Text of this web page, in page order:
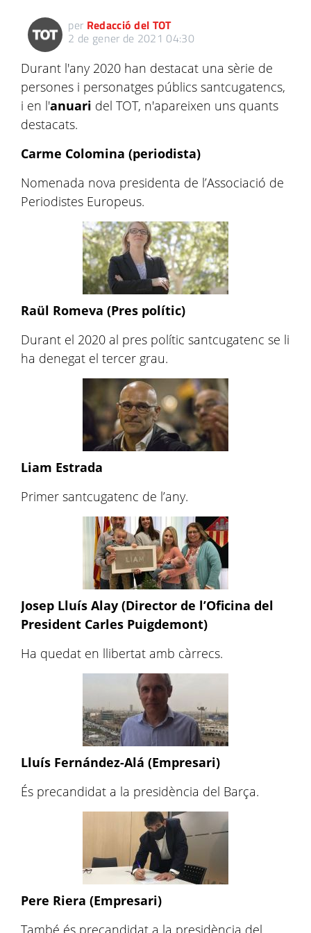
per Redacció del TOT
2 de gener de 2021 04:30
Durant l'any 2020 han destacat una sèrie de
persones i personatges públics santcugatencs,
i en l'anuari del TOT, n'apareixen uns quants
destacats.
Carme Colomina (periodista)
Nomenada nova presidenta de l’Associació de
Periodistes Europeus.
Raül Romeva (Pres polític)
Durant el 2020 al pres polític santcugatenc se li
ha denegat el tercer grau.
Liam Estrada
Primer santcugatenc de l’any.
Josep Lluís Alay (Director de l’Oficina del
President Carles Puigdemont)
Ha quedat en llibertat amb càrrecs.
Lluís Fernández-Alá (Empresari)
És precandidat a la presidència del Barça.
Pere Riera (Empresari)
També és precandidat a la presidència del